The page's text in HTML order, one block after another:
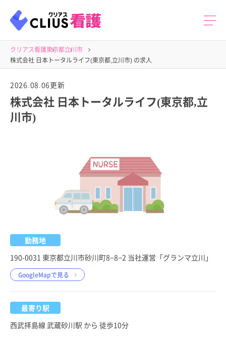
クリアス看護東京都立川市
株式会社 日本トータルライフ(東京都,立川市) の求人
2026.08.06更新
株式会社 日本トータルライフ(東京都,立
川市)
勤務地
190-0031 東京都立川市砂川町8−8−2 当社運営「グランマ立川」
GoogleMapで見る
最寄り駅
西武拝島線 武蔵砂川駅 から 徒歩10分